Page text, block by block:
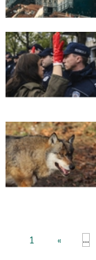
1 « ...